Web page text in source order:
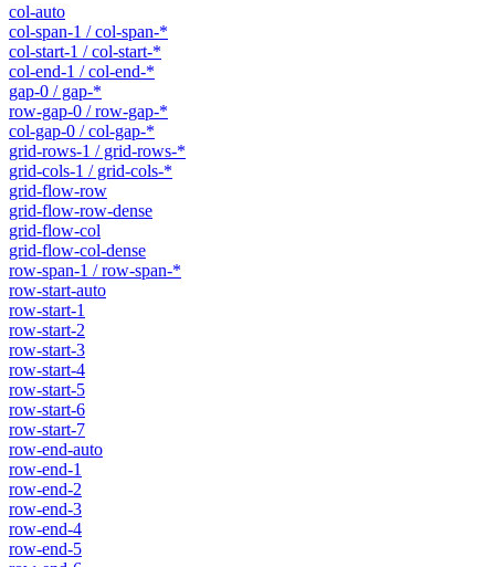
col-auto
col-span-1 / col-span-*
col-start-1 / col-start-*
col-end-1 / col-end-*
gap-0 / gap-*
row-gap-0 / row-gap-*
col-gap-0 / col-gap-*
grid-rows-1 / grid-rows-*
grid-cols-1 / grid-cols-*
grid-flow-row
grid-flow-row-dense
grid-flow-col
grid-flow-col-dense
row-span-1 / row-span-*
row-start-auto
row-start-1
row-start-2
row-start-3
row-start-4
row-start-5
row-start-6
row-start-7
row-end-auto
row-end-1
row-end-2
row-end-3
row-end-4
row-end-5